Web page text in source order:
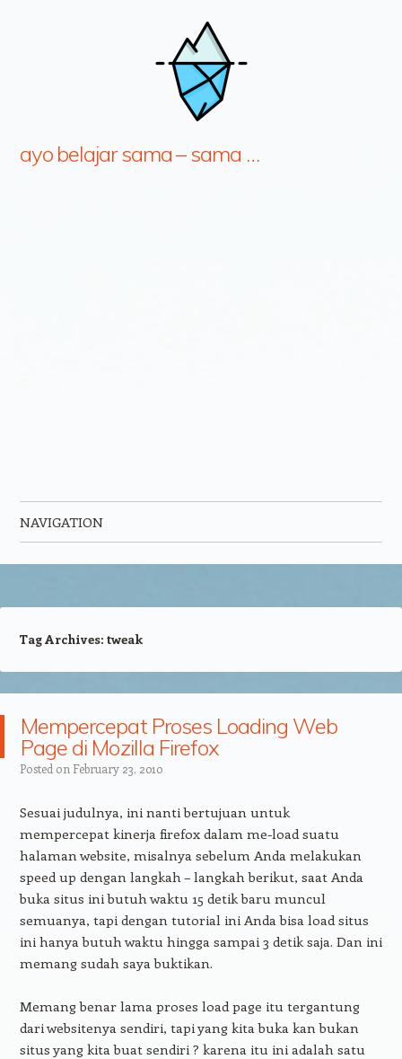
ayo belajar sama – sama …
NAVIGATION
Tag Archives: tweak
Mempercepat Proses Loading Web
Page di Mozilla Firefox
Posted on February 23, 2010
Sesuai judulnya, ini nanti bertujuan untuk
mempercepat kinerja firefox dalam me-load suatu
halaman website, misalnya sebelum Anda melakukan
speed up dengan langkah – langkah berikut, saat Anda
buka situs ini butuh waktu 15 detik baru muncul
semuanya, tapi dengan tutorial ini Anda bisa load situs
ini hanya butuh waktu hingga sampai 3 detik saja. Dan ini
memang sudah saya buktikan.
Memang benar lama proses load page itu tergantung
dari websitenya sendiri, tapi yang kita buka kan bukan
situs yang kita buat sendiri ? karena itu ini adalah satu